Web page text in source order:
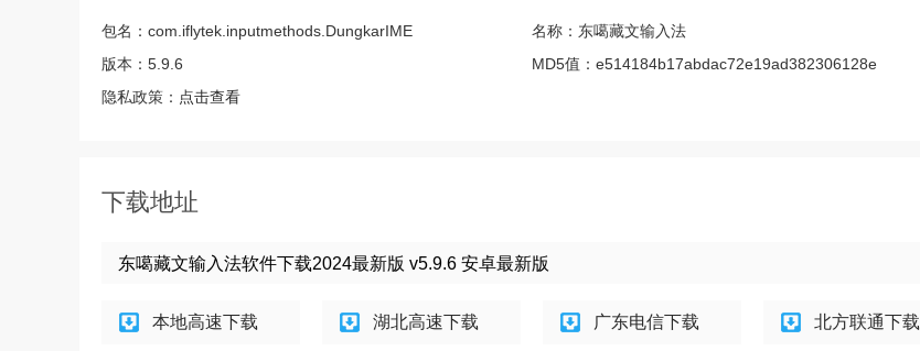
包名： com.iflytek.inputmethods.DungkarIME 名称： 东噶藏文输入法
版本： 5.9.6 MD5值： e514184b17abdac72e19ad382306128e
隐私政策： 点击查看
下载地址
东噶藏文输入法软件下载2024最新版 v5.9.6 安卓最新版
本地高速下载 湖北高速下载 广东电信下载 北方联通下载